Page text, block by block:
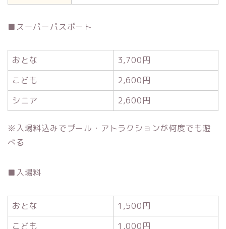
■スーパーパスポート
おとな
3,700円
こども
2,600円
シニア
2,600円
※入場料込みでプール・アトラクションが何度でも遊
べる
■入場料
おとな
1,500円
こども
1,000円